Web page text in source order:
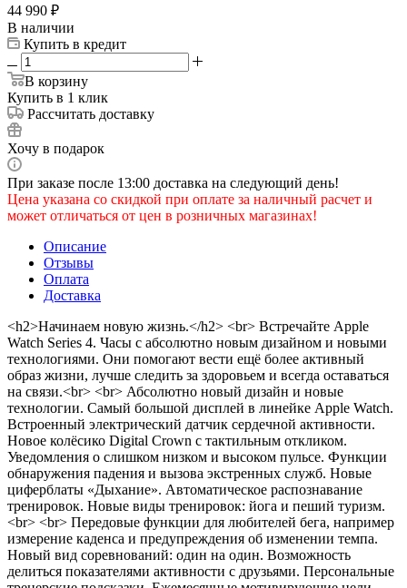
44 990 ₽
В наличии
Купить в кредит
В корзину
Купить в 1 клик
Рассчитать доставку
Хочу в подарок
При заказе после 13:00 доставка на следующий день!
Цена указана со скидкой при оплате за наличный расчет и
может отличаться от цен в розничных магазинах!
Описание
Отзывы
Оплата
Доставка
<h2>Начинаем новую жизнь.</h2> <br> Встречайте Apple
Watch Series 4. Часы с абсолютно новым дизайном и новыми
технологиями. Они помогают вести ещё более активный
образ жизни, лучше следить за здоровьем и всегда оставаться
на связи.<br> <br> Абсолютно новый дизайн и новые
технологии. Самый большой дисплей в линейке Apple Watch.
Встроенный электрический датчик сердечной активности.
Новое колёсико Digital Crown с тактильным откликом.
Уведомления о слишком низком и высоком пульсе. Функции
обнаружения падения и вызова экстренных служб. Новые
циферблаты «Дыхание». Автоматическое распознавание
тренировок. Новые виды тренировок: йога и пеший туризм.
<br> <br> Передовые функции для любителей бега, например
измерение каденса и предупреждения об изменении темпа.
Новый вид соревнований: один на один. Возможность
делиться показателями активности с друзьями. Персональные